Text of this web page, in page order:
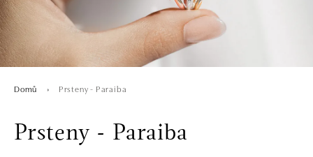
Domů Prsteny - Paraiba
Prsteny - Paraiba